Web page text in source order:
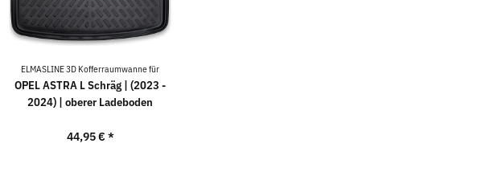
ELMASLINE 3D Kofferraumwanne für
OPEL ASTRA L Schräg | (2023 -
2024) | oberer Ladeboden
44,95 € *